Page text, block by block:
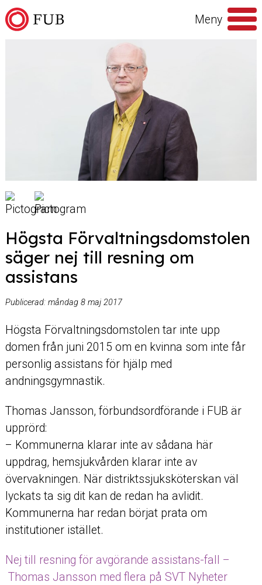
Hoppa till innehåll
Meny
Högsta Förvaltningsdomstolen
säger nej till resning om
assistans
Publicerad: måndag 8 maj 2017
Högsta Förvaltningsdomstolen tar inte upp
domen från juni 2015 om en kvinna som inte får
personlig assistans för hjälp med
andningsgymnastik.
Thomas Jansson, förbundsordförande i FUB är
upprörd:
– Kommunerna klarar inte av sådana här
uppdrag, hemsjukvården klarar inte av
övervakningen. När distriktssjuksköterskan väl
lyckats ta sig dit kan de redan ha avlidit.
Kommunerna har redan börjat prata om
institutioner istället.
Nej till resning för avgörande assistans-fall –
Thomas Jansson med flera på SVT Nyheter